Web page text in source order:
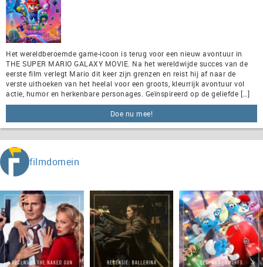
Het wereldberoemde game-icoon is terug voor een nieuw avontuur in
THE SUPER MARIO GALAXY MOVIE. Na het wereldwijde succes van de
eerste film verlegt Mario dit keer zijn grenzen en reist hij af naar de
verste uithoeken van het heelal voor een groots, kleurrijk avontuur vol
actie, humor en herkenbare personages. Geïnspireerd op de geliefde […]
Doe nu mee!
filmdomein